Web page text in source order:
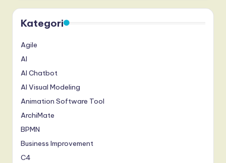
Kategori
Agile
AI
AI Chatbot
AI Visual Modeling
Animation Software Tool
ArchiMate
BPMN
Business Improvement
C4